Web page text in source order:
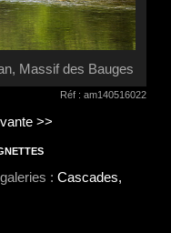
Massif des Bauges
Réf : am140516022
>>
: Cascades,